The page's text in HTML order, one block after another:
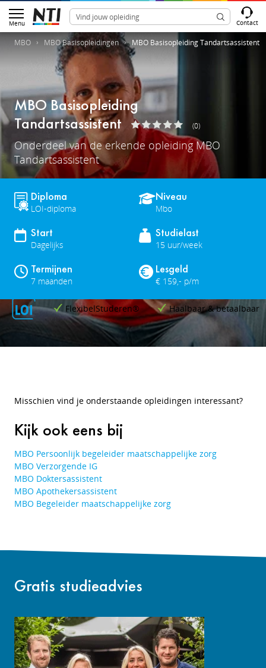
Menu Contact
MBO MBO Basisopleidingen MBO Basisopleiding Tandartsassistent
MBO Basisopleiding
Tandartsassistent
(0)
Onderdeel van de erkende opleiding MBO
Tandartsassistent
Diploma
LOI-diploma
Niveau
Mbo
Start
Dagelijks
Studielast
15 uur/week
Termijnen
7 maanden
Lesgeld
€ 159,- p/m
FlexibelStuderen® Haalbaar & betaalbaar
Misschien vind je onderstaande opleidingen interessant?
Kijk ook eens bij
MBO Persoonlijk begeleider maatschappelijke zorg
MBO Verzorgende IG
MBO Doktersassistent
MBO Apothekersassistent
MBO Begeleider maatschappelijke zorg
Gratis studieadvies